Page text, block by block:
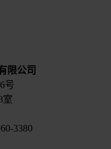
限公司
号
室
3380